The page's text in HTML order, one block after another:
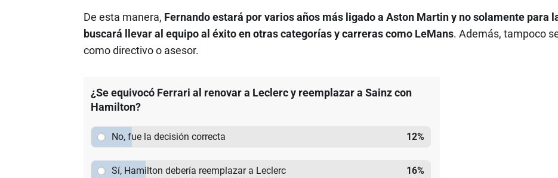
De esta manera, Fernando estará por varios años más ligado a Aston Martin y no solamente para
buscará llevar al equipo al éxito en otras categorías y carreras como LeMans. Además, tampoco
como directivo o asesor.
¿Se equivocó Ferrari al renovar a Leclerc y reemplazar a Sainz con
Hamilton?
No, fue la decisión correcta 12%
Sí, Hamilton debería reemplazar a Leclerc 16%